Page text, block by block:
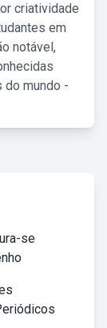
criatividade
em
notável,
mundo -
se